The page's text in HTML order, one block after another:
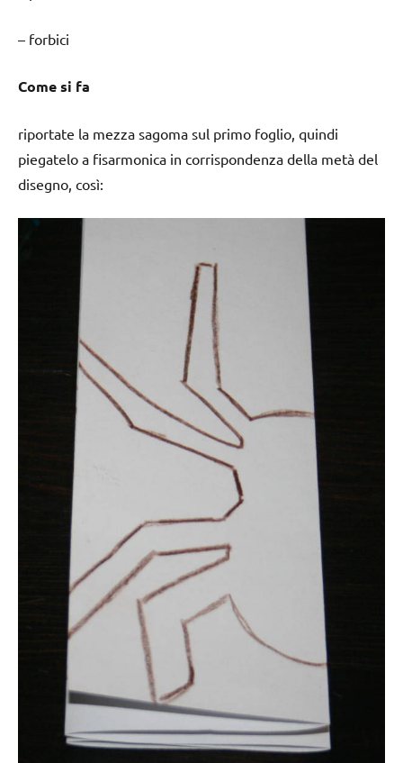
– forbici
Come si fa
riportate la mezza sagoma sul primo foglio, quindi
piegatelo a fisarmonica in corrispondenza della metà del
disegno, così: